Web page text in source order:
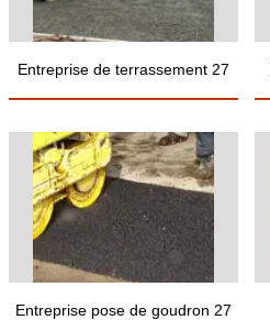
Entreprise de terrassement 27
Entreprise pose de goudron 27